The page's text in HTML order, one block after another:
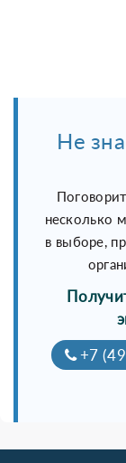
Не
несколько
в выборе,
+7